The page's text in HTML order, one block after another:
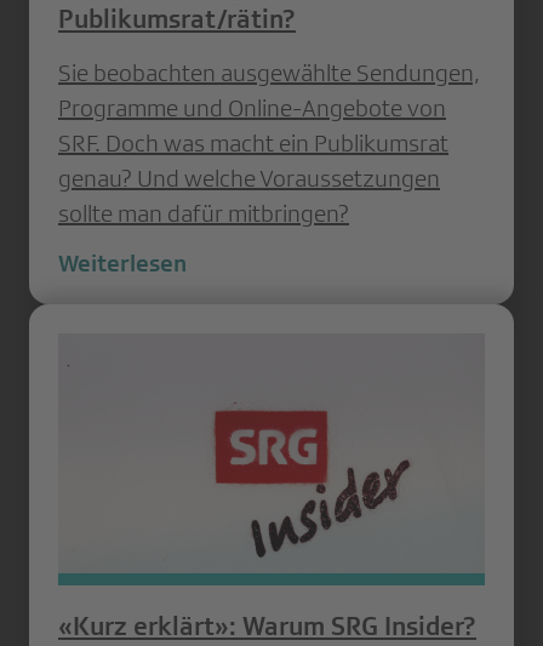
Publikumsrat/rätin?
Sie beobachten ausgewählte Sendungen,
Programme und Online-Angebote von
SRF. Doch was macht ein Publikumsrat
genau? Und welche Voraussetzungen
sollte man dafür mitbringen?
Weiterlesen
«Kurz erklärt»: Warum SRG Insider?